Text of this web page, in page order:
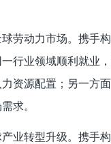
劳动力市场。携手
行业领域顺利就业
资源配置；另一方
求。
业转型升级。携手